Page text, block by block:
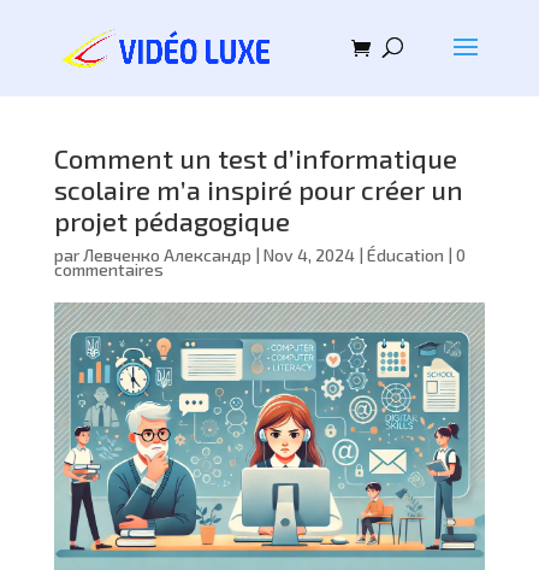
Comment un test d’informatique
scolaire m’a inspiré pour créer un
projet pédagogique
parЛевченко Александр | Nov 4, 2024| Éducation | 0
commentaires